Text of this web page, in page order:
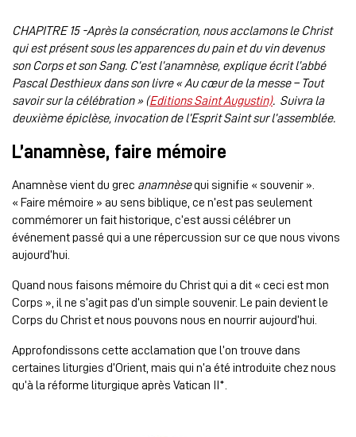
CHAPITRE 15 -Après la consécration, nous acclamons le Christ
qui est présent sous les apparences du pain et du vin devenus
son Corps et son Sang. C’est l’anamnèse, explique écrit l’abbé
Pascal Desthieux dans son livre « Au cœur de la messe – Tout
savoir sur la célébration » (Editions Saint Augustin). Suivra la
deuxième épiclèse, invocation de l’Esprit Saint sur l’assemblée.
L’anamnèse, faire mémoire
Anamnèse vient du grec anamnèsequi signifie « souvenir ».
« Faire mémoire » au sens biblique, ce n’est pas seulement
commémorer un fait historique, c’est aussi célébrer un
événement passé qui a une répercussion sur ce que nous vivons
aujourd’hui.
Quand nous faisons mémoire du Christ qui a dit « ceci est mon
Corps », il ne s’agit pas d’un simple souvenir. Le pain devient le
Corps du Christ et nous pouvons nous en nourrir aujourd’hui.
Approfondissons cette acclamation que l’on trouve dans
certaines liturgies d’Orient, mais qui n’a été introduite chez nous
qu’à la réforme liturgique après Vatican II*.